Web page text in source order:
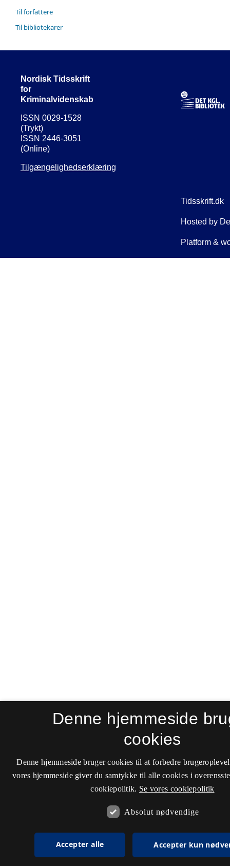
Til forfattere
Til bibliotekarer
Nordisk Tidsskrift
for
Kriminalvidenskab
ISSN 0029-1528
(Trykt)
ISSN 2446-3051
(Online)
Tilgængelighedserklæring
Denne hjemmeside
cookies
Denne hjemmeside bruger cookies til at forbedre
vores hjemmeside giver du samtykke til alle cookies i
cookiepolitik. Se vores cookiepolitik
Absolut nødvendige
Accepter alle Accepter kun